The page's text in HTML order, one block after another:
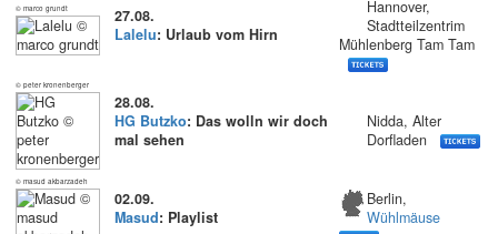
© marco grundt
27.08.
Lalelu: Urlaub vom Hirn
Hannover,
Stadtteilzentrim
Mühlenberg Tam Tam
© peter kronenberger
28.08.
HG Butzko: Das wolln wir doch
mal sehen
Nidda, Alter
Dorfladen
© masud akbarzadeh
02.09.
Masud: Playlist
Berlin,
Wühlmäuse